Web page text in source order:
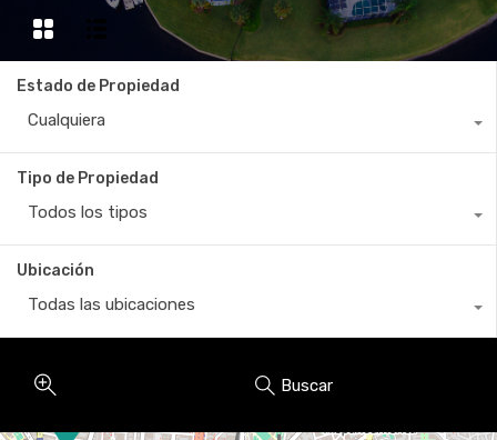
Estado de Propiedad
Cualquiera
Tipo de Propiedad
Todos los tipos
Ubicación
Todas las ubicaciones
Buscar